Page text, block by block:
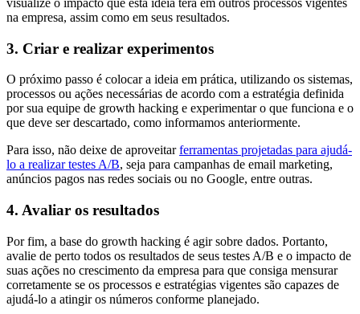
visualize o impacto que esta ideia terá em outros processos vigentes
na empresa, assim como em seus resultados.
3. Criar e realizar experimentos
O próximo passo é colocar a ideia em prática, utilizando os sistemas,
processos ou ações necessárias de acordo com a estratégia definida
por sua equipe de growth hacking e experimentar o que funciona e o
que deve ser descartado, como informamos anteriormente.
Para isso, não deixe de aproveitarferramentas projetadas para ajudá-
lo a realizar testes A/B, seja para campanhas de email marketing,
anúncios pagos nas redes sociais ou no Google, entre outras.
4. Avaliar os resultados
Por fim, a base do growth hacking é agir sobre dados. Portanto,
avalie de perto todos os resultados de seus testes A/B e o impacto de
suas ações no crescimento da empresa para que consiga mensurar
corretamente se os processos e estratégias vigentes são capazes de
ajudá-lo a atingir os números conforme planejado.